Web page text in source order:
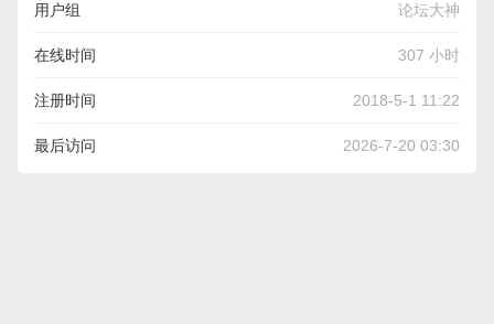
用户组 论坛大神
在线时间 307 小时
注册时间 2018-5-1 11:22
最后访问 2026-7-20 03:30